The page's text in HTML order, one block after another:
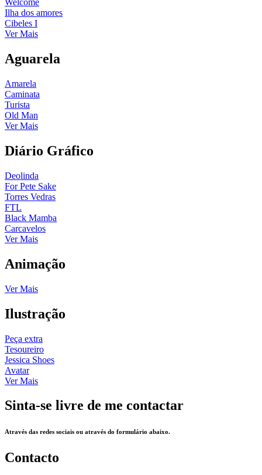
Welcome
Ilha dos amores
Cibeles I
Ver Mais
Aguarela
Amarela
Caminata
Turista
Old Man
Ver Mais
Diário Gráfico
Deolinda
For Pete Sake
Torres Vedras
FTL
Black Mamba
Carcavelos
Ver Mais
Animação
Ver Mais
Ilustração
Peça extra
Tesoureiro
Jessica Shoes
Avatar
Ver Mais
Sinta-se livre de me contactar
Através das redes sociais ou através do formulário abaixo.
Contacto